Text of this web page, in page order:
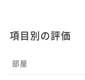
項目別の評価
部屋